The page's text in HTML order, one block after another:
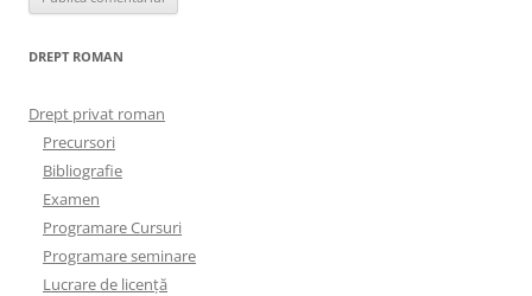
DREPT ROMAN
Drept privat roman
Precursori
Bibliografie
Examen
Programare Cursuri
Programare seminare
Lucrare de licență